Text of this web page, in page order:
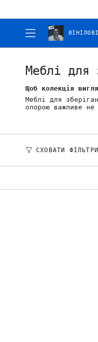
Меблі для
Щоб колекція
Меблі для
опорою важливе
СХОВАТИ ФІЛЬТРИ